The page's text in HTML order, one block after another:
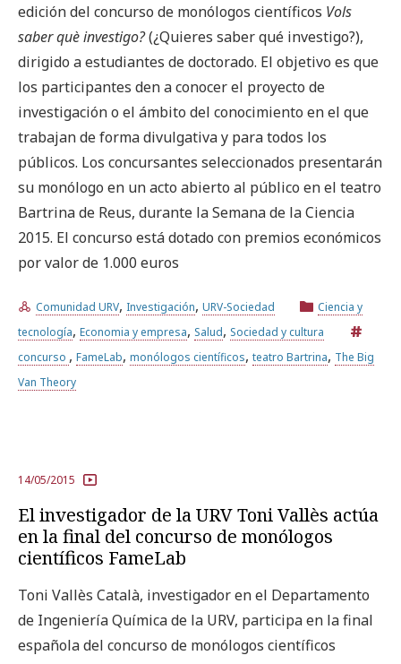
edición del concurso de monólogos científicos Vols
saber què investigo?(¿Quieres saber qué investigo?),
dirigido a estudiantes de doctorado. El objetivo es que
los participantes den a conocer el proyecto de
investigación o el ámbito del conocimiento en el que
trabajan de forma divulgativa y para todos los
públicos. Los concursantes seleccionados presentarán
su monólogo en un acto abierto al público en el teatro
Bartrina de Reus, durante la Semana de la Ciencia
2015. El concurso está dotado con premios económicos
por valor de 1.000 euros
Comunidad URV, Investigación, URV-Sociedad
Ciencia y
tecnología, Economia y empresa, Salud, Sociedad y cultura
concurso , FameLab, monólogos científicos, teatro Bartrina, The Big
Van Theory
14/05/2015
El investigador de la URV Toni Vallès actúa
en la final del concurso de monólogos
científicos FameLab
Toni Vallès Català, investigador en el Departamento
de Ingeniería Química de la URV, participa en la final
española del concurso de monólogos científicos